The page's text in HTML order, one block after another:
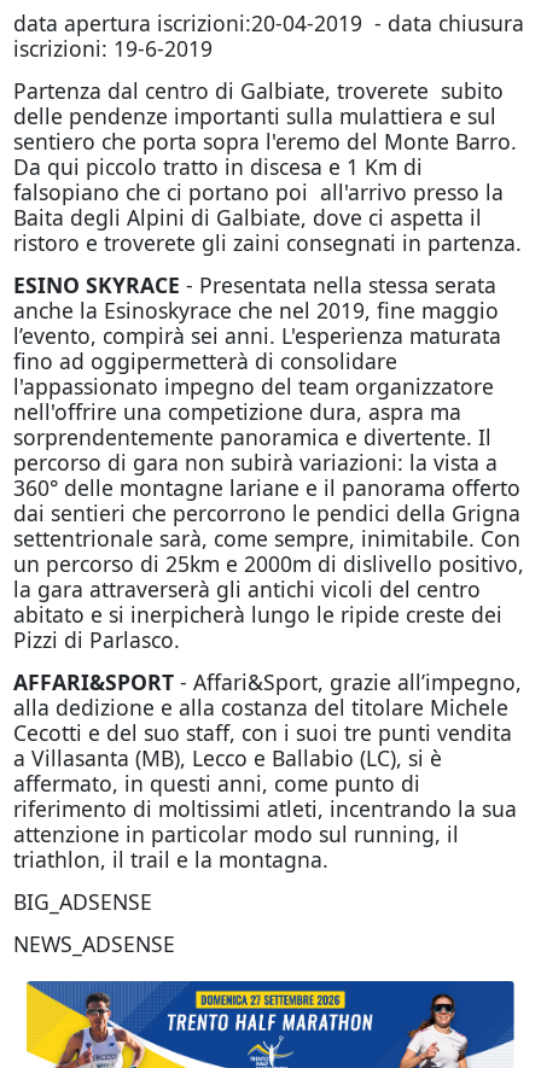
data apertura iscrizioni:20-04-2019 - data chiusura
iscrizioni: 19-6-2019
Partenza dal centro di Galbiate, troverete subito
delle pendenze importanti sulla mulattiera e sul
sentiero che porta sopra l'eremo del Monte Barro.
Da qui piccolo tratto in discesa e 1 Km di
falsopiano che ci portano poi all'arrivo presso la
Baita degli Alpini di Galbiate, dove ci aspetta il
ristoro e troverete gli zaini consegnati in partenza.
ESINO SKYRACE - Presentata nella stessa serata
anche la Esinoskyrace che nel 2019, fine maggio
l’evento, compirà sei anni. L'esperienza maturata
fino ad oggipermetterà di consolidare
l'appassionato impegno del team organizzatore
nell'offrire una competizione dura, aspra ma
sorprendentemente panoramica e divertente. Il
percorso di gara non subirà variazioni: la vista a
360° delle montagne lariane e il panorama offerto
dai sentieri che percorrono le pendici della Grigna
settentrionale sarà, come sempre, inimitabile. Con
un percorso di 25km e 2000m di dislivello positivo,
la gara attraverserà gli antichi vicoli del centro
abitato e si inerpicherà lungo le ripide creste dei
Pizzi di Parlasco.
AFFARI&SPORT- Affari&Sport, grazie all’impegno,
alla dedizione e alla costanza del titolare Michele
Cecotti e del suo staff, con i suoi tre punti vendita
a Villasanta (MB), Lecco e Ballabio (LC), si è
affermato, in questi anni, come punto di
riferimento di moltissimi atleti, incentrando la sua
attenzione in particolar modo sul running, il
triathlon, il trail e la montagna.
BIG_ADSENSE
NEWS_ADSENSE